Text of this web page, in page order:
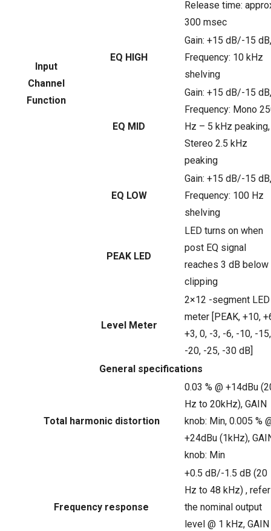
Input
Channel
Function
Release time:
300 msec
EQ HIGH
Gain: +15 dB/-15 dB,
Frequency: 10 kHz
shelving
EQ MID
Gain: +15 dB/-15 dB,
Frequency: Mono
Hz – 5 kHz peaking,
Stereo 2.5 kHz
peaking
EQ LOW
Gain: +15 dB/-15 dB,
Frequency: 100 Hz
shelving
PEAK LED
LED turns on when
post EQ signal
reaches 3 dB below
clipping
Level Meter
2×12 -segment LED
meter [PEAK, +10,
+3, 0, -3, -6, -10, -15,
-20, -25, -30 dB]
General specifications
Total harmonic distortion
0.03 % @ +14dBu
Hz to 20kHz), GAIN
knob: Min, 0.005 %
+24dBu (1kHz),
knob: Min
Frequency response
+0.5 dB/-1.5 dB (20
Hz to 48 kHz) ,
the nominal output
level @ 1 kHz, GAIN